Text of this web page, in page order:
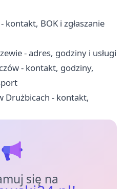
kontakt, BOK i zgłaszanie
- adres, godziny i usługi
- kontakt, godziny,
Drużbicach - kontakt,
się na